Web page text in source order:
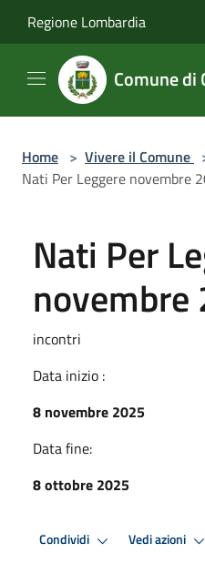
Regione Lombardia
Comune di
Home > Vivere il Comune
Nati Per Leggere novembre
Nati Per
novembre
incontri
Data inizio :
8 novembre 2025
Data fine:
8 ottobre 2025
Condividi Vedi azioni